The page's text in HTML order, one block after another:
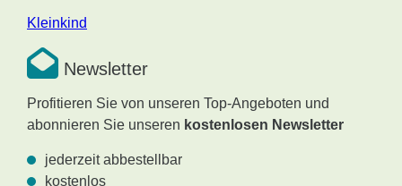
Kleinkind
Newsletter
Profitieren Sie von unseren Top-Angeboten und
abonnieren Sie unseren kostenlosen Newsletter
jederzeit abbestellbar
kostenlos